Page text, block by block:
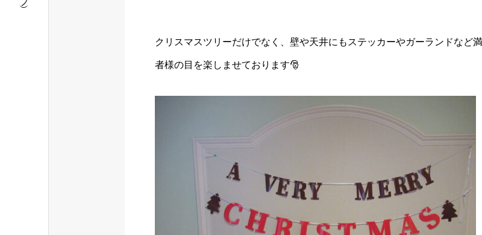
クリスマスツリーだけでなく、壁や天井にもステッカーやガーランドなど
者様の目を楽しませております🎅